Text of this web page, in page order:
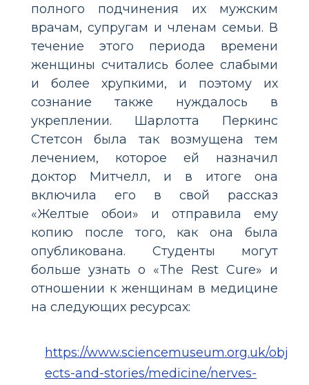
полного подчинения их мужским
врачам, супругам и членам семьи. В
течение этого периода времени
женщины считались более слабыми
и более хрупкими, и поэтому их
сознание также нуждалось в
укреплении. Шарлотта Перкинс
Стетсон была так возмущена тем
лечением, которое ей назначил
доктор Митчелл, и в итоге она
включила его в свой рассказ
«Желтые обои» и отправила ему
копию после того, как она была
опубликована. Студенты могут
больше узнать о «The Rest Cure» и
отношении к женщинам в медицине
на следующих ресурсах:
https://www.sciencemuseum.org.uk/obj
ects-and-stories/medicine/nerves-